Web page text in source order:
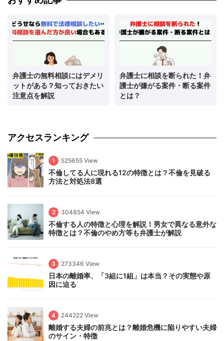
弁護士の無料相談にはデメリ
ットがある？知っておきたい
注意点を解説
弁護士に相談を断られた！弁
護士が嫌がる案件・断る案件
とは？
アクセスランキング
1 525655 View
不倫してる人に現れる12の特徴とは？不倫を見破る
方法と対処法8選
2 304854 View
不倫する人の特徴と心理を解説！男女で異なる意外な
特徴とは？不倫のやめ方等も弁護士が解説
3 273346 View
日本の離婚率、「3組に1組」は本当？その実態や原
因に迫る
4 244222 View
離婚する夫婦の前兆とは？離婚危機に陥りやすい夫婦
のサイン・特徴